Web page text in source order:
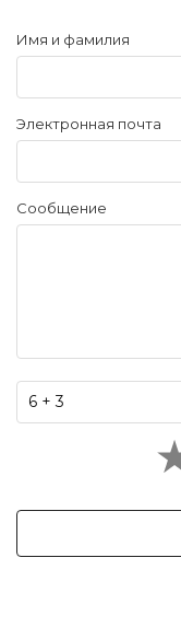
Имя и фамилия
Электронная почта
Сообщение